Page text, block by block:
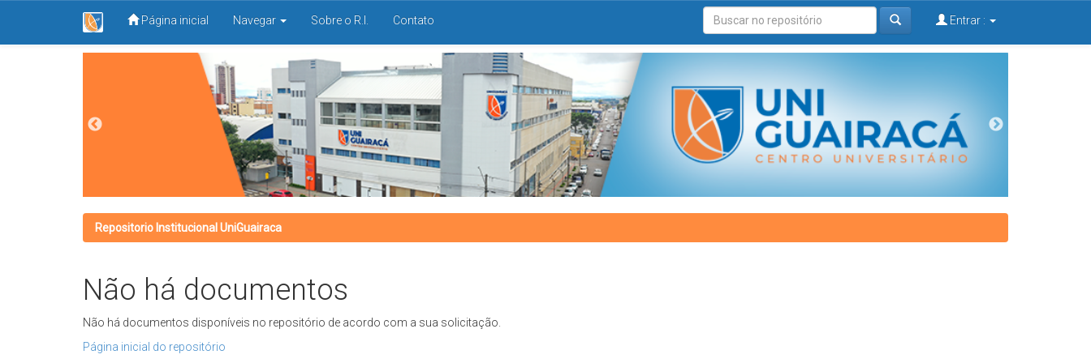
Página inicial Navegar Sobre o R.I. Contato Entrar :
Repositorio Institucional UniGuairaca
Não há documentos
Não há documentos disponíveis no repositório de acordo com a sua solicitação.
Página inicial do repositório